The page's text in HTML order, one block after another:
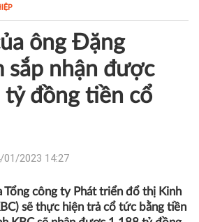
ông Đặng
sắp nhận được
đồng tiền cổ
01/2023 14:27
công ty Phát triển đổ thị Kinh
sẽ thực hiện trả cổ tức bằng tiền
KBC sẽ nhận được 1.188 tỷ đồng